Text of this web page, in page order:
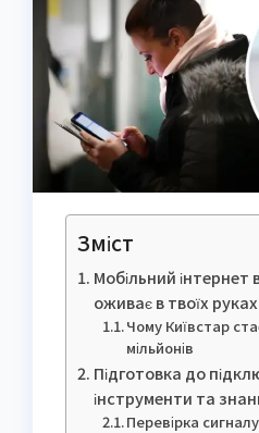
Зміст
Мобільний інтернет
оживає в твоїх руках
Чому Київстар
мільйонів
Підготовка до
інструменти та
Перевірка